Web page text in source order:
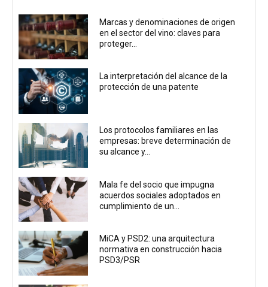
Marcas y denominaciones de origen
en el sector del vino: claves para
proteger...
La interpretación del alcance de la
protección de una patente
Los protocolos familiares en las
empresas: breve determinación de
su alcance y...
Mala fe del socio que impugna
acuerdos sociales adoptados en
cumplimiento de un...
MiCA y PSD2: una arquitectura
normativa en construcción hacia
PSD3/PSR